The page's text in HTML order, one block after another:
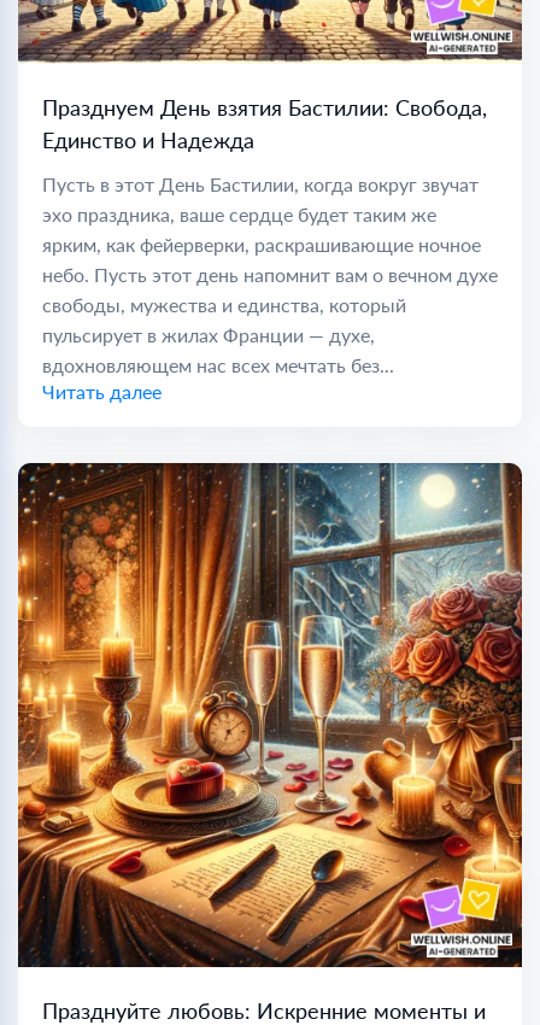
Празднуем День взятия Бастилии: Свобода,
Единство и Надежда
Пусть в этот День Бастилии, когда вокруг звучат
эхо праздника, ваше сердце будет таким же
ярким, как фейерверки, раскрашивающие ночное
небо. Пусть этот день напомнит вам о вечном духе
свободы, мужества и единства, который
пульсирует в жилах Франции — духе,
вдохновляющем нас всех мечтать без...
Читать далее
Празднуйте любовь: Искренние моменты и